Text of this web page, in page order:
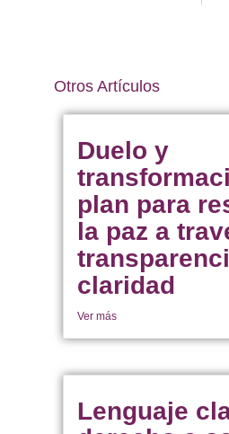
Otros Artículos
Duelo y
plan para
la paz a
claridad
Ver más
Lenguaje